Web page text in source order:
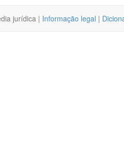
jurídica | Informação legal |